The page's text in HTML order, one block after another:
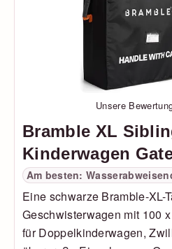
Unsere
Bramble XL
Kinderwagen
Am besten:
Eine schwarze Bramble-XL-
Geschwisterwagen mit 100
für Doppelkinderwagen,